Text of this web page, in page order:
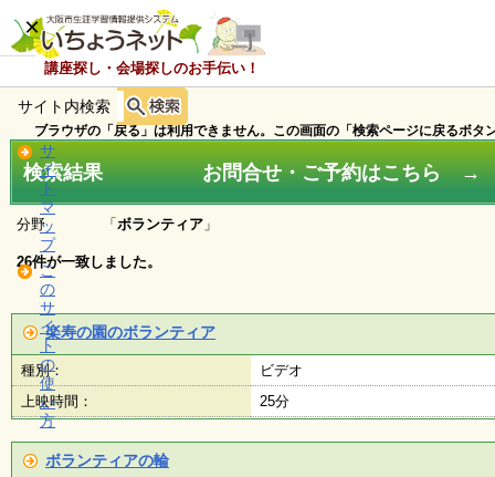
講座探し・会場探しのお手伝い！
×
ホ
ー
ム
お
知
ら
せ
講
座
・
イ
ベ
ン
ト
サイト内検索
サ
イ
ト
マ
ッ
プ
こ
の
サ
イ
ト
の
使
い
方
ブラウザの「戻る」は利用できません。この画面の「検索ページに戻るボタ
検索結果 お問合せ・ご予約はこちら → ０
分野 「 ボランティア 」
26件が一致しました。
楽寿の園のボランティア
種別：
ビデオ
上映時間：
25分
ボランティアの輪